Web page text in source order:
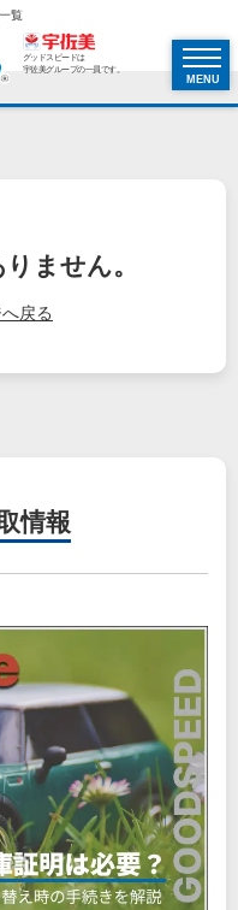
覧
グッドスピードは
宇佐美グループの一員です。
MENU
ません。
戻る
情報